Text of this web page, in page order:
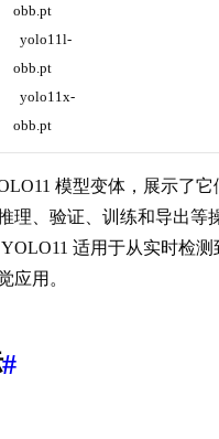
obb.pt
yolo11l-
obb.pt
yolo11x-
obb.pt
模型变体，展示了
理、验证、训练和导出等
适用于从实时检
应用。
#